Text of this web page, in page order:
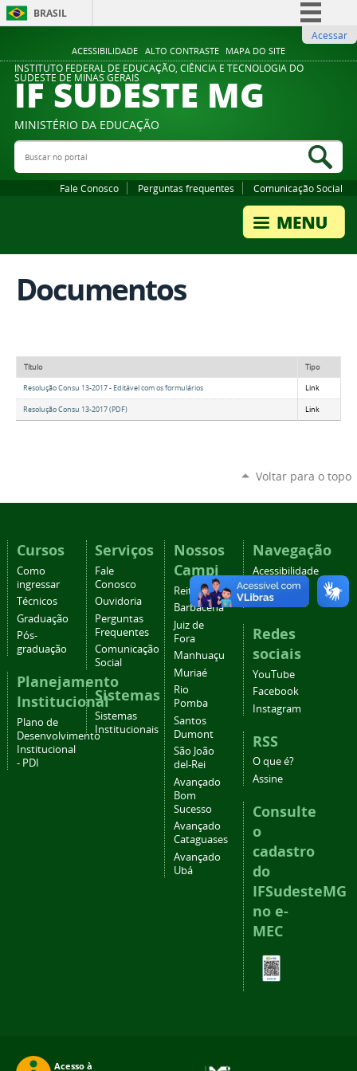
ACESSIBILIDADE ALTO CONTRASTE MAPA DO SITE
BRASIL
Comunica BR
Participe
Legislação
Acessar
INSTITUTO FEDERAL DE EDUCAÇÃO, CIÊNCIA E TECNOLOGIA DO
SUDESTE DE MINAS GERAIS
IF SUDESTE MG
MINISTÉRIO DA EDUCAÇÃO
Buscar no portal
Fale Conosco Perguntas frequentes Comunicação Social
Documentos
Título Tipo
Resolução Consu 13-2017 - Editável com os formulários Link
Resolução Consu 13-2017 (PDF) Link
Voltar para o topo
Cursos
Como
ingressar
Técnicos
Graduação
Pós-
graduação
Planejamento
Institucional
Plano de
Desenvolvimento
Institucional
- PDI
Serviços
Fale
Conosco
Ouvidoria
Perguntas
Frequentes
Comunicação
Social
Sistemas
Sistemas
Institucionais
Nossos
Campi
Reitoria
Barbacena
Juiz de
Fora
Manhuaçu
Muriaé
Rio
Pomba
Santos
Dumont
São João
del-Rei
Avançado
Bom
Sucesso
Avançado
Cataguases
Avançado
Ubá
Navegação
Acessibilidade
Mapa do
site
Redes
sociais
YouTube
Facebook
Instagram
RSS
O que é?
Assine
Consulte
o
cadastro
do
IFSudesteMG
no e-
MEC